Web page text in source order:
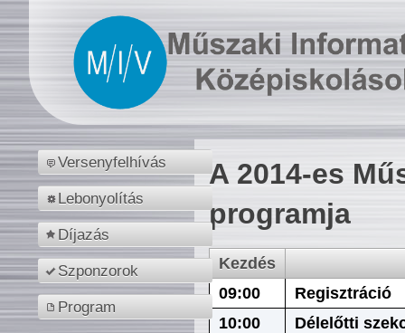
Versenyfelhívás
Lebonyolítás
Díjazás
Szponzorok
Program
A 2014-es
programja
Kezdés
09:00
Regisztráció
10:00
Délelőtti